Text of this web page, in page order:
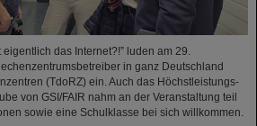
eigentlich das Internet?!” luden am 29.
in ganz Deutschland
(TdoRZ) ein. Auch das Höchstleistungs-
von GSI/FAIR nahm an der Veranstaltung teil
sowie eine Schulklasse bei sich willkommen.